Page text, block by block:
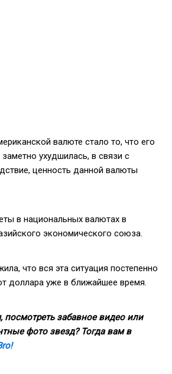
валюте стало то, что его
ухудшилась, в связи с
ценность данной валюты
в национальных валютах в
экономического союза.
что вся эта ситуация постепенно
доллара уже в ближайшее время.
посмотреть забавное видео или
фото звезд? Тогда вам в